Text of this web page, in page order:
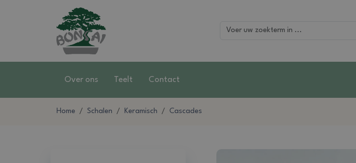
Over ons Teelt Contact
Home Schalen Keramisch Cascades